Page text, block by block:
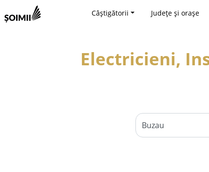
Câștigătorii Județe și orașe
Electricieni,